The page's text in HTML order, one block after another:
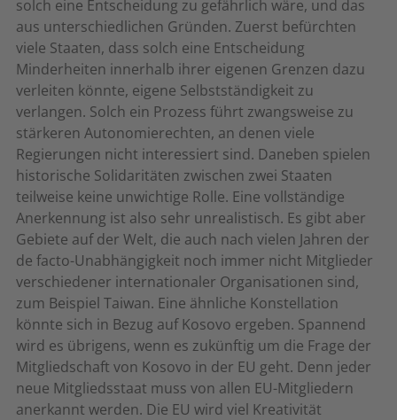
solch eine Entscheidung zu gefährlich wäre, und das
aus unterschiedlichen Gründen. Zuerst befürchten
viele Staaten, dass solch eine Entscheidung
Minderheiten innerhalb ihrer eigenen Grenzen dazu
verleiten könnte, eigene Selbstständigkeit zu
verlangen. Solch ein Prozess führt zwangsweise zu
stärkeren Autonomierechten, an denen viele
Regierungen nicht interessiert sind. Daneben spielen
historische Solidaritäten zwischen zwei Staaten
teilweise keine unwichtige Rolle. Eine vollständige
Anerkennung ist also sehr unrealistisch. Es gibt aber
Gebiete auf der Welt, die auch nach vielen Jahren der
de facto-Unabhängigkeit noch immer nicht Mitglieder
verschiedener internationaler Organisationen sind,
zum Beispiel Taiwan. Eine ähnliche Konstellation
könnte sich in Bezug auf Kosovo ergeben. Spannend
wird es übrigens, wenn es zukünftig um die Frage der
Mitgliedschaft von Kosovo in der EU geht. Denn jeder
neue Mitgliedsstaat muss von allen EU-Mitgliedern
anerkannt werden. Die EU wird viel Kreativität